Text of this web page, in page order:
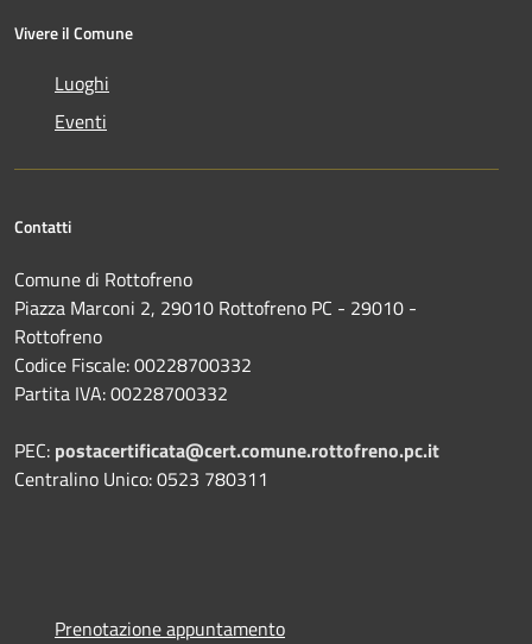
Vivere il Comune
Luoghi
Eventi
Contatti
Comune di Rottofreno
Piazza Marconi 2, 29010 Rottofreno PC - 29010 -
Rottofreno
Codice Fiscale: 00228700332
Partita IVA: 00228700332
PEC: postacertificata@cert.comune.rottofreno.pc.it
Centralino Unico: 0523 780311
Prenotazione appuntamento